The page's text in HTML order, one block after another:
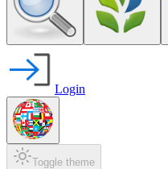
Login
Toggle theme